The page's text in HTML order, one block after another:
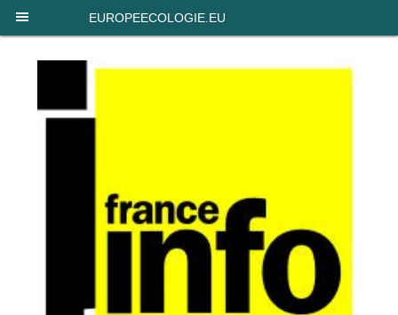
EUROPEECOLOGIE.EU